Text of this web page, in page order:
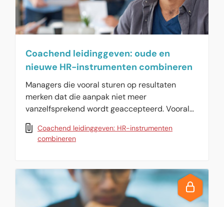
Coachend leidinggeven: oude en
nieuwe HR-instrumenten combineren
Managers die vooral sturen op resultaten
merken dat die aanpak niet meer
vanzelfsprekend wordt geaccepteerd. Vooral
jongere medewerkers verwachten meer: een
luisterend oor, opbouwende feedback en
persoonlijke begeleiding.
Coachend leidinggeven: HR-instrumenten
combineren